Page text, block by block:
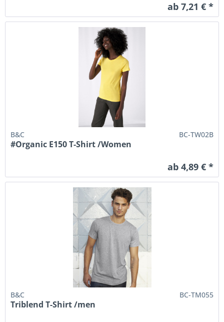
ab 7,21 € *
B&C BC-TW02B
#Organic E150 T-Shirt /Women
ab 4,89 € *
B&C BC-TM055
Triblend T-Shirt /men